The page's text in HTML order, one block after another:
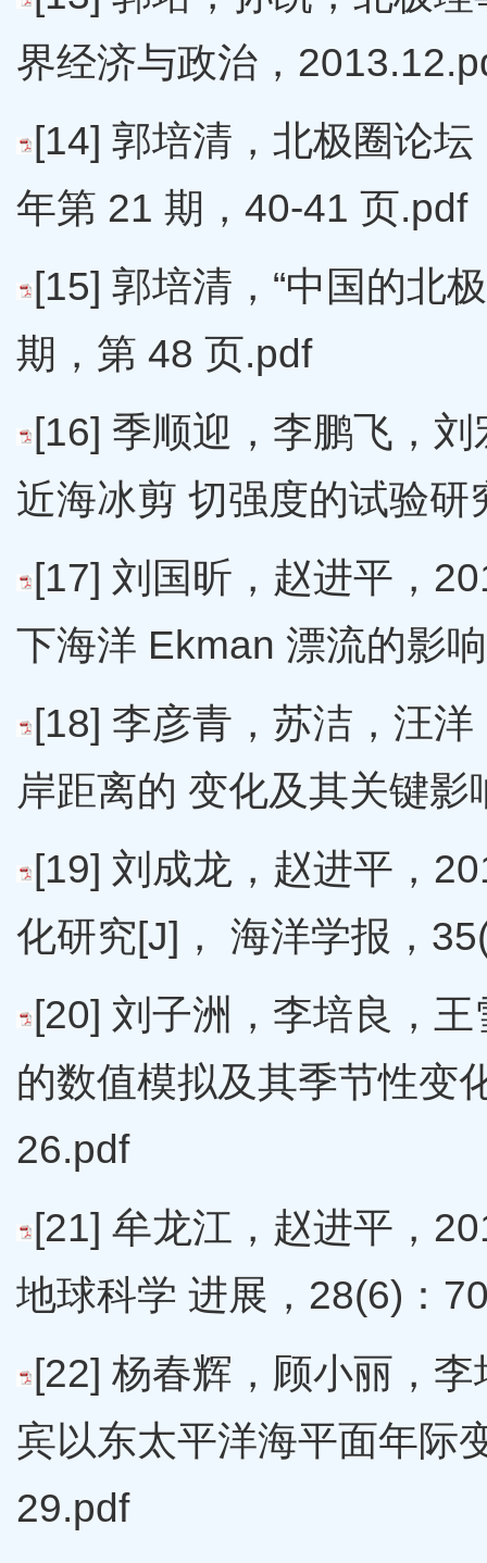
界经济与政治，
[14] 郭培清，北极圈论
年第 21 期，40-41 页.pdf
[15] 郭培清，“中国的北
期，第 48 页.pdf
[16] 季顺迎，李鹏飞，
近海冰剪 切强度的试验
[17] 刘国昕，赵进平，
下海洋 Ekman 漂流的影
[18] 李彦青，苏洁，汪
岸距离的 变化及其关键
[19] 刘成龙，赵进平，
化研究[J]， 海洋学报，
[20] 刘子洲，李培良，
的数值模拟及其季节性变
26.pdf
[21] 牟龙江，赵进平，
地球科学 进展，28(6)：
[22] 杨春辉，顾小丽，
宾以东太平洋海平面年际
29.pdf